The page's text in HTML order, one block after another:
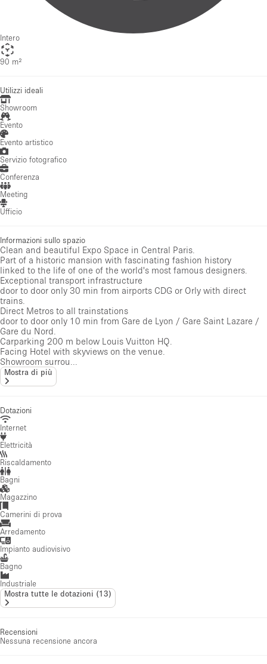
Intero
90 m²
Utilizzi ideali
Showroom
Evento
Evento artistico
Servizio fotografico
Conferenza
Meeting
Ufficio
Informazioni sullo spazio
Clean and beautiful Expo Space in Central Paris.
Part of a historic mansion with fascinating fashion history
linked to the life of one of the world's most famous designers.
Exceptional transport infrastructure
door to door only 30 min from airports CDG or Orly with direct
trains.
Direct Metros to all trainstations
door to door only 10 min from Gare de Lyon / Gare Saint Lazare /
Gare du Nord.
Carparking 200 m below Louis Vuitton HQ.
Facing Hotel with skyviews on the venue.
Showroom surrou...
Mostra di più
Dotazioni
Internet
Elettricità
Riscaldamento
Bagni
Magazzino
Camerini di prova
Arredamento
Impianto audiovisivo
Bagno
Industriale
Mostra tutte le dotazioni (13)
Recensioni
Nessuna recensione ancora